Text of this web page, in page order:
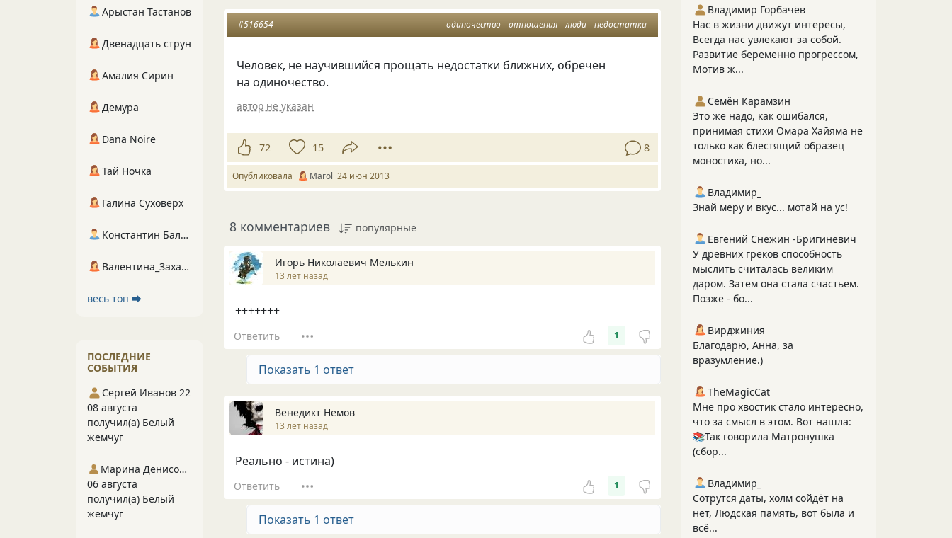
одиночество отношения люди недостатки
#516654
Человек, не научившийся прощать недостатки ближних, обречен
на одиночество.
автор не указан
72 15 8
Опубликовала Marol 24 июн 2013
8 комментариев популярные
Игорь Николаевич Мелькин
13 лет назад
+++++++
Ответить 1
Показать 1 ответ
Венедикт Немов
13 лет назад
Реально - истина)
Ответить 1
Показать 1 ответ
Владимир Горбачёв
Нас в жизни движут интересы,
Всегда нас увлекают за собой.
Развитие беременно прогрессом,
Мотив ж...
Семён Карамзин
Это же надо, как ошибался,
принимая стихи Омара Хайяма не
только как блестящий образец
моностиха, но...
Владимир_
Знай меру и вкус... мотай на ус!
Евгений Снежин -Бригиневич
У древних греков способность
мыслить считалась великим
даром. Затем она стала счастьем.
Позже - бо...
Вирджиния
Благодарю, Анна, за
вразумление.)
TheMagicCat
Мне про хвостик стало интересно,
что за смысл в этом. Вот нашла:
📚Так говорила Матронушка
(сбор...
Владимир_
Сотрутся даты, холм сойдёт на
нет, Людская память, вот была и
всё...
Арыстан Тастанов
Двенадцать струн
Амалия Сирин
Демура
Dana Noire
Тай Ночка
Галина Суховерх
Константин Балухта
Валентина_Захарова
весь топ ⮕
ПОСЛЕДНИЕ
СОБЫТИЯ
Сергей Иванов 22
08 августа
получил(а) Белый
жемчуг
Марина Денисова 5
06 августа
получил(а) Белый
жемчуг